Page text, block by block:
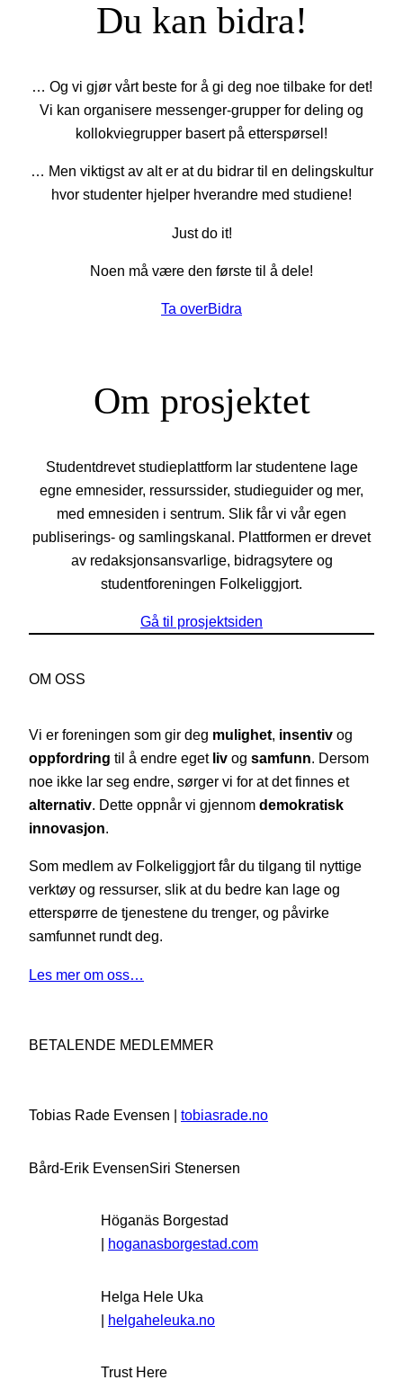
Du kan bidra!
… Og vi gjør vårt beste for å gi deg noe tilbake for det!
Vi kan organisere messenger-grupper for deling og
kollokviegrupper basert på etterspørsel!
… Men viktigst av alt er at du bidrar til en delingskultur
hvor studenter hjelper hverandre med studiene!
Just do it!
Noen må være den første til å dele!
Ta overBidra
Om prosjektet
Studentdrevet studieplattform lar studentene lage
egne emnesider, ressurssider, studieguider og mer,
med emnesiden i sentrum. Slik får vi vår egen
publiserings- og samlingskanal. Plattformen er drevet
av redaksjonsansvarlige, bidragsytere og
studentforeningen Folkeliggjort.
Gå til prosjektsiden
OM OSS
Vi er foreningen som gir deg mulighet, insentiv og
oppfordring til å endre eget liv og samfunn. Dersom
noe ikke lar seg endre, sørger vi for at det finnes et
alternativ. Dette oppnår vi gjennom demokratisk
innovasjon.
Som medlem av Folkeliggjort får du tilgang til nyttige
verktøy og ressurser, slik at du bedre kan lage og
etterspørre de tjenestene du trenger, og påvirke
samfunnet rundt deg.
Les mer om oss…
BETALENDE MEDLEMMER
Tobias Rade Evensen | tobiasrade.no
Bård-Erik EvensenSiri Stenersen
Höganäs Borgestad
| hoganasborgestad.com
Helga Hele Uka
| helgaheleuka.no
Trust Here